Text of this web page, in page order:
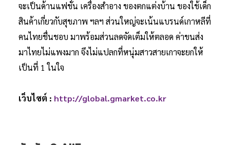
จะเป็นด้านแฟชั่น เครื่องสำอาง ของตกแต่งบ้าน ของใช้เด็ก
สินค้าเกี่ยวกับสุขภาพ ฯลฯ ส่วนใหญ่จะเน้นแบรนด์เกาหลีที่
คนไทยชื่นชอบ มาพร้อมส่วนลดจัดเต็มให้ตลอด ค่าขนส่ง
มาไทยไม่แพงมาก จึงไม่แปลกที่หนุ่มสาวสายเกาจะยกให้
เป็นที่ 1 ในใจ
เว็บไซต์ : http://global.gmarket.co.kr